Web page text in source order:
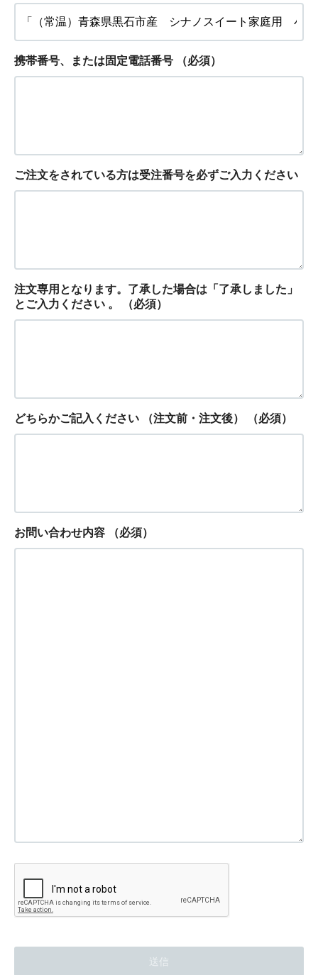
携帯番号、または固定電話番号 （必須）
ご注文をされている方は受注番号を必ずご入力ください
注文専用となります。了承した場合は「了承しました」
とご入力ください 。
（必須）
どちらかご記入ください （注文前・注文後） （必須）
お問い合わせ内容 （必須）